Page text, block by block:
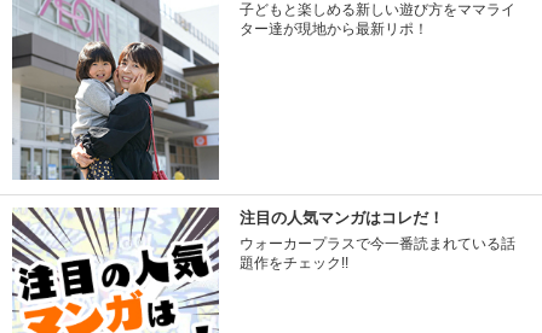
子どもと楽しめる新しい遊び方をママライ
ター達が現地から最新リポ！
注目の人気マンガはコレだ！
ウォーカープラスで今一番読まれている話
題作をチェック!!